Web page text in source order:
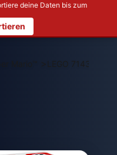
deine Daten bis zum
> LEGO 71434